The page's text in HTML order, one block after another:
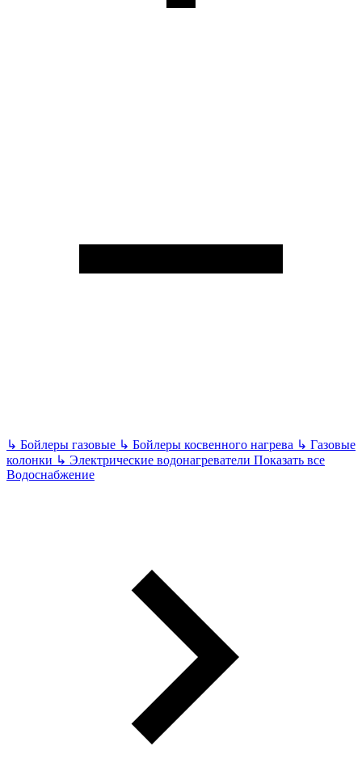
↳ Бойлеры газовые ↳ Бойлеры косвенного нагрева ↳ Газовые
колонки ↳ Электрические водонагреватели Показать все
Водоснабжение